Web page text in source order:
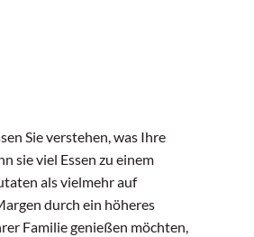
Sie verstehen, was Ihre
sie viel Essen zu einem
als vielmehr auf
durch ein höheres
Familie genießen möchten,